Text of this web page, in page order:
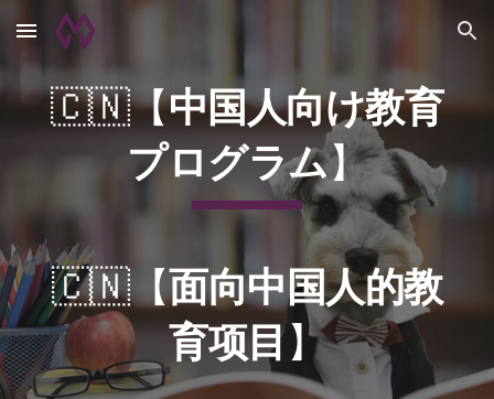
Skip to main content Skip to navigation
🇨🇳【中国人向け教育
プログラム】
🇨🇳【面向中国人的教
育项目】